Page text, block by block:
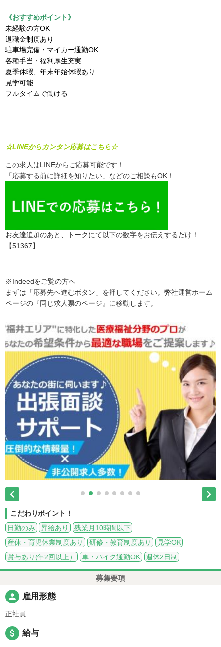
《おすすめポイント》
未経験の方OK
退職金制度あり
駐車場完備・マイカー通勤OK
各種手当・福利厚生充実
夏季休暇、年末年始休暇あり
見学可能
フルタイムで働ける
☆LINEからカンタン応募はこちら☆
この求人はLINEからご応募可能です！
「応募する前に詳細を知りたい」などのご相談もOK！
お友達追加のあと、トークにて以下の数字をお伝えするだけ！
【51367】
※Indeedをご覧の方へ
まずは「応募先へ進むボタン」を押してください。弊社運営ホーム
ページの『同じ求人票のページ』に移動します。
 
こだわりポイント！
日勤のみ
昇給あり
残業月10時間以下
産休・育児休業制度あり
研修・教育制度あり
見学OK
賞与あり(年2回以上）
車・バイク通勤OK 週休2日制
募集要項
person 雇用形態
正社員
attach_money 給与